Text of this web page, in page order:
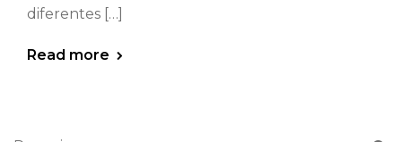
diferentes […]
Read more